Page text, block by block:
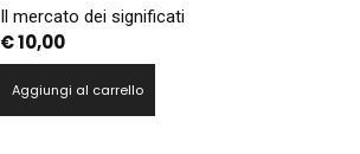
Il mercato dei significati
€10,00
Aggiungi al carrello